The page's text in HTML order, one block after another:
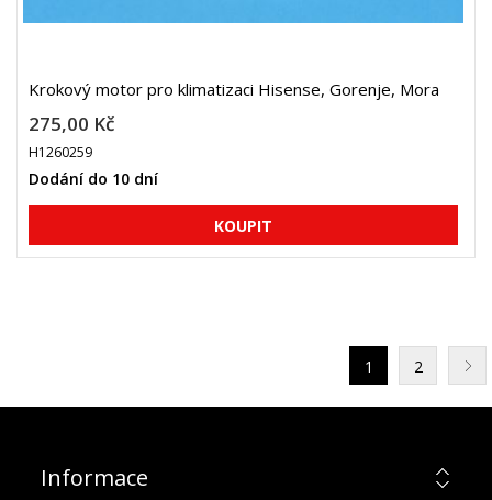
Krokový motor pro klimatizaci Hisense, Gorenje, Mora
275,00 Kč
H1260259
Dodání do 10 dní
1 2
Informace